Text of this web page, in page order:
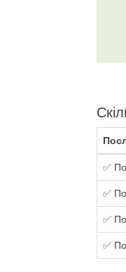
✅
✅
✅
✅